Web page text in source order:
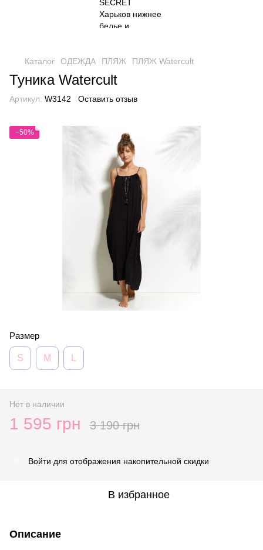
Каталог ОДЕЖДА ПЛЯЖ ПЛЯЖ Watercult
Туника Watercult
Артикул: W3142 Оставить отзыв
−50%
Размер
S M
Нет в наличии
1 595 грн 3 190 грн
Войти для отображения накопительной скидки
В избранное
Описание